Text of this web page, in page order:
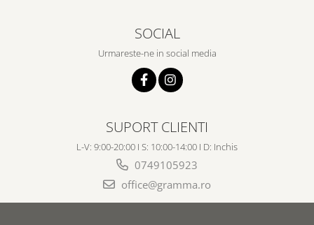
SOCIAL
Urmareste-ne in social media
SUPORT CLIENTI
L-V: 9:00-20:00 I S: 10:00-14:00 I D: Inchis
0749105923
office@gramma.ro